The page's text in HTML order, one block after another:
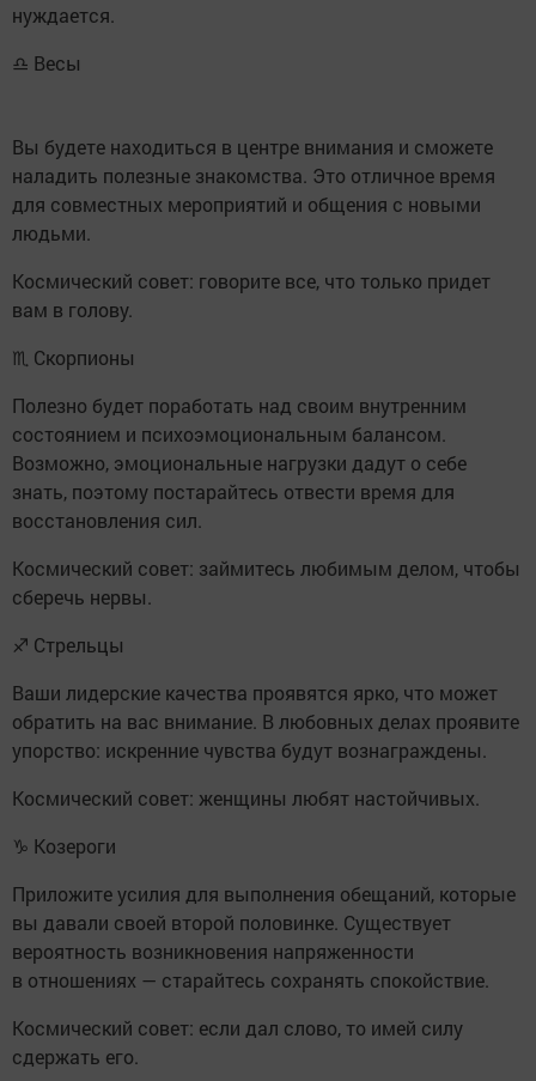
нуждается.
♎ Весы
Вы будете находиться в центре внимания и сможете
наладить полезные знакомства. Это отличное время
для совместных мероприятий и общения с новыми
людьми.
Космический совет: говорите все, что только придет
вам в голову.
♏ Скорпионы
Полезно будет поработать над своим внутренним
состоянием и психоэмоциональным балансом.
Возможно, эмоциональные нагрузки дадут о себе
знать, поэтому постарайтесь отвести время для
восстановления сил.
Космический совет: займитесь любимым делом, чтобы
сберечь нервы.
♐ Стрельцы
Ваши лидерские качества проявятся ярко, что может
обратить на вас внимание. В любовных делах проявите
упорство: искренние чувства будут вознаграждены.
Космический совет: женщины любят настойчивых.
♑ Козероги
Приложите усилия для выполнения обещаний, которые
вы давали своей второй половинке. Существует
вероятность возникновения напряженности
в отношениях — старайтесь сохранять спокойствие.
Космический совет: если дал слово, то имей силу
сдержать его.